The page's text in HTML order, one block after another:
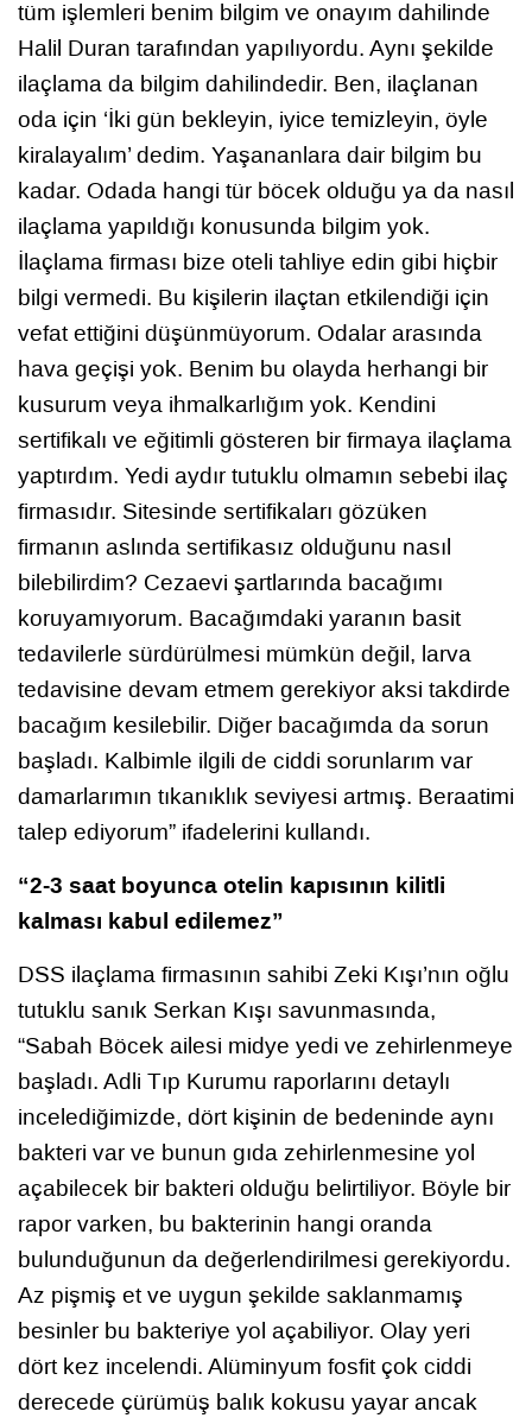
tüm işlemleri benim bilgim ve onayım dahilinde
Halil Duran tarafından yapılıyordu. Aynı şekilde
ilaçlama da bilgim dahilindedir. Ben, ilaçlanan
oda için ‘İki gün bekleyin, iyice temizleyin, öyle
kiralayalım’ dedim. Yaşananlara dair bilgim bu
kadar. Odada hangi tür böcek olduğu ya da nasıl
ilaçlama yapıldığı konusunda bilgim yok.
İlaçlama firması bize oteli tahliye edin gibi hiçbir
bilgi vermedi. Bu kişilerin ilaçtan etkilendiği için
vefat ettiğini düşünmüyorum. Odalar arasında
hava geçişi yok. Benim bu olayda herhangi bir
kusurum veya ihmalkarlığım yok. Kendini
sertifikalı ve eğitimli gösteren bir firmaya ilaçlama
yaptırdım. Yedi aydır tutuklu olmamın sebebi ilaç
firmasıdır. Sitesinde sertifikaları gözüken
firmanın aslında sertifikasız olduğunu nasıl
bilebilirdim? Cezaevi şartlarında bacağımı
koruyamıyorum. Bacağımdaki yaranın basit
tedavilerle sürdürülmesi mümkün değil, larva
tedavisine devam etmem gerekiyor aksi takdirde
bacağım kesilebilir. Diğer bacağımda da sorun
başladı. Kalbimle ilgili de ciddi sorunlarım var
damarlarımın tıkanıklık seviyesi artmış. Beraatimi
talep ediyorum” ifadelerini kullandı.
“2-3 saat boyunca otelin kapısının kilitli
kalması kabul edilemez”
DSS ilaçlama firmasının sahibi Zeki Kışı’nın oğlu
tutuklu sanık Serkan Kışı savunmasında,
“Sabah Böcek ailesi midye yedi ve zehirlenmeye
başladı. Adli Tıp Kurumu raporlarını detaylı
incelediğimizde, dört kişinin de bedeninde aynı
bakteri var ve bunun gıda zehirlenmesine yol
açabilecek bir bakteri olduğu belirtiliyor. Böyle bir
rapor varken, bu bakterinin hangi oranda
bulunduğunun da değerlendirilmesi gerekiyordu.
Az pişmiş et ve uygun şekilde saklanmamış
besinler bu bakteriye yol açabiliyor. Olay yeri
dört kez incelendi. Alüminyum fosfit çok ciddi
derecede çürümüş balık kokusu yayar ancak